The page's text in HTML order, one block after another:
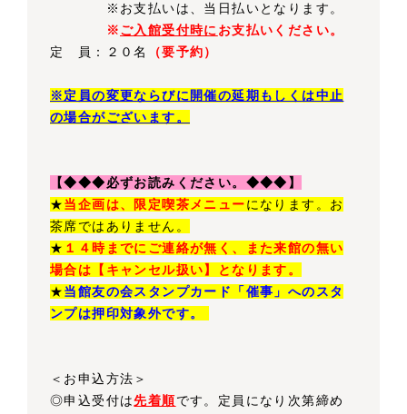
※お支払いは、当日払いとなります。
※ご入館受付時に お支払いください。
定 員：２０名
（要予約）
※定員の変更ならびに開催の延期もしくは中止
の場合がございます。
【◆◆◆必ずお読みください。◆◆◆】
★当企画は、限定喫茶メニューになります。お
茶席ではありません。
★ １４時までにご連絡が無く、また来館の無い
場合は【キャンセル扱い】となります。
★当館友の会スタンプカード「催事」へのスタ
ンプは押印対象外です。
＜お申込方法＞
◎申込受付は先着順です。定員になり次第締め